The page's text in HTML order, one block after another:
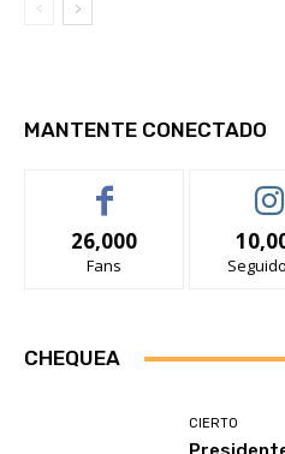
MANTENTE CONECTADO
26,000
Fans
CHEQUEA
CIERTO